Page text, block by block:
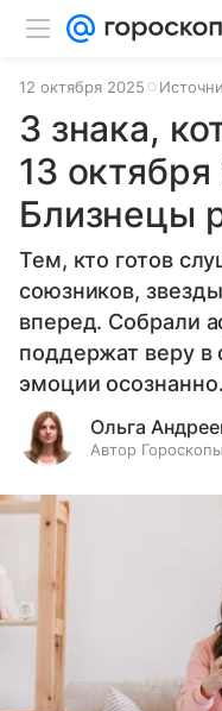
12 октября 2025
3 знака,
13
Близнецы
Тем, кто готов
союзников,
вперед. Собрали
поддержат веру в
эмоции осознанно.
Ольга
Автор